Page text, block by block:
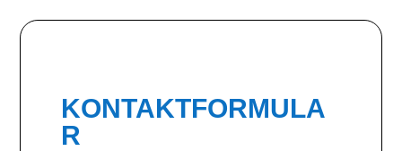
KONTAKTFORMULA
R